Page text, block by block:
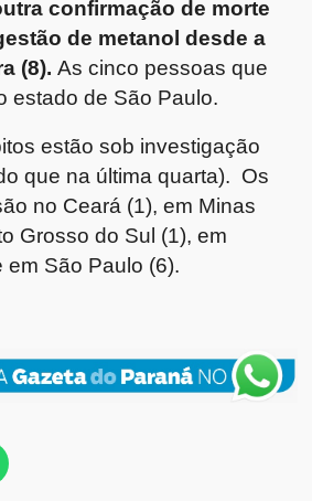
confirmação de morte
de metanol desde a
(8).As cinco pessoas que
estado de São Paulo.
estão sob investigação
que na última quarta). Os
no Ceará (1), em Minas
Grosso do Sul (1), em
em São Paulo (6).